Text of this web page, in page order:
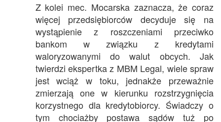
Z kolei mec. Mocarska zaznacza, że coraz
więcej przedsiębiorców decyduje się na
wystąpienie z roszczeniami przeciwko
bankom w związku z kredytami
waloryzowanymi do walut obcych. Jak
twierdzi ekspertka z MBM Legal, wiele spraw
jest wciąż w toku, jednakże przeważnie
zmierzają one w kierunku rozstrzygnięcia
korzystnego dla kredytobiorcy. Świadczy o
tym chociażby postawa sądów tuż po